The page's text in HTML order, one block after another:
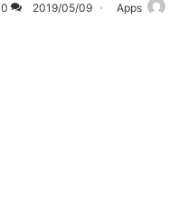
Apps
2019/05/09
0